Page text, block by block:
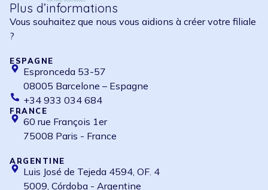
Plus d’informations
Vous souhaitez que nous vous aidions à créer votre filiale
?
ESPAGNE
Espronceda 53-57
08005 Barcelone – Espagne
+34 933 034 684
FRANCE
60 rue François 1er
75008 Paris - France
ARGENTINE
Luis José de Tejeda 4594, OF. 4
5009, Córdoba - Argentine